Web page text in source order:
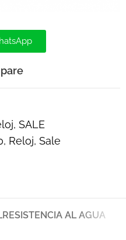
, SALE
, Reloj, Sale
RESISTENCIA AL AGUA